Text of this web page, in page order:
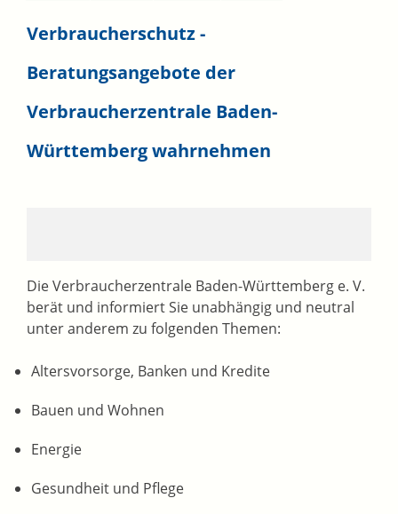
Verbraucherschutz -
Beratungsangebote der
Verbraucherzentrale Baden-
Württemberg wahrnehmen
Die Verbraucherzentrale Baden-Württemberg e. V.
berät und informiert Sie unabhängig und neutral
unter anderem zu folgenden Themen:
Altersvorsorge, Banken und Kredite
Bauen und Wohnen
Energie
Gesundheit und Pflege